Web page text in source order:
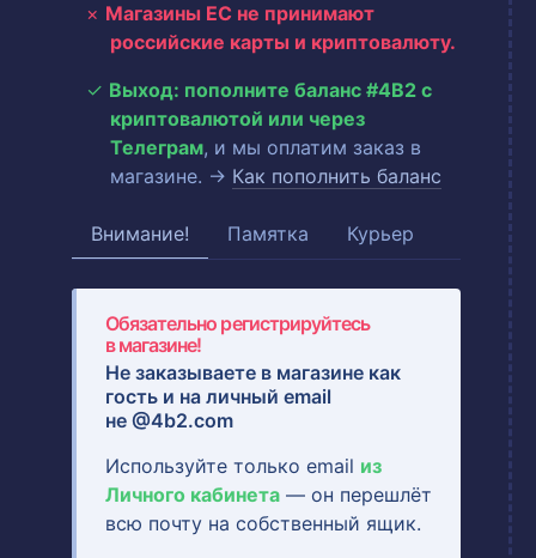
Магазины ЕС не принимают
российские карты и криптовалюту.
Выход: пополните баланс #4B2 с
криптовалютой или через
Телеграм, и мы оплатим заказ в
магазине. → Как пополнить баланс
Внимание! Памятка Курьер
Обязательно регистрируйтесь
в магазине!
Не заказываете в магазине как
гость и на личный email
не @4b2.com
Используйте только email из
Личного кабинета — он перешлёт
всю почту на собственный ящик.